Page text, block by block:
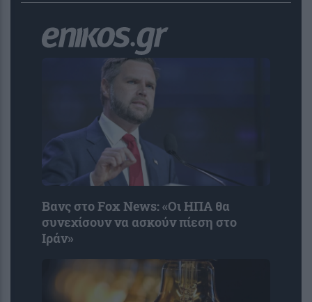
Βανς στο Fox News: «Οι ΗΠΑ θα
συνεχίσουν να ασκούν πίεση στο
Ιράν»